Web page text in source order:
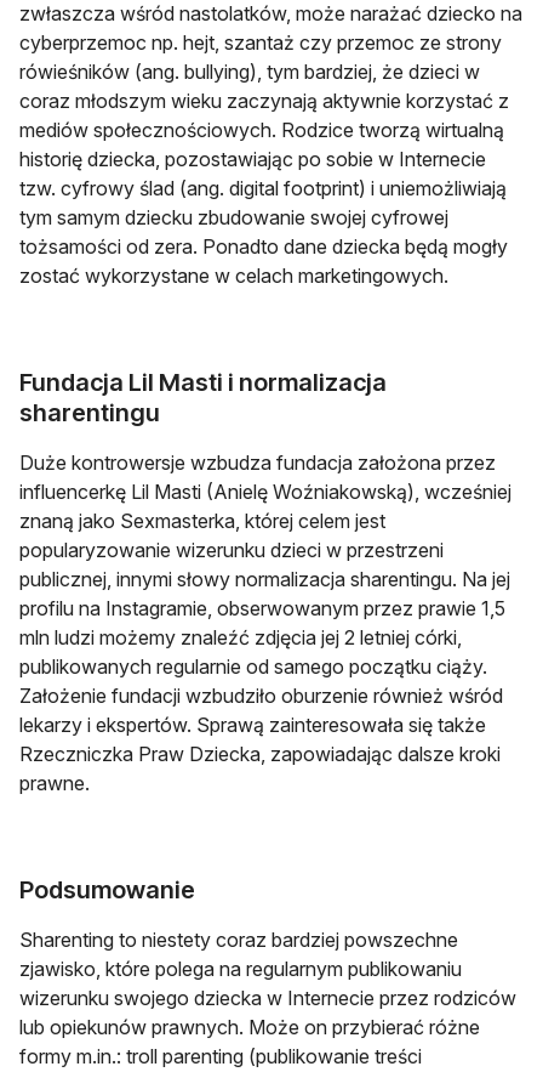
zwłaszcza wśród nastolatków, może narażać dziecko na
cyberprzemoc np. hejt, szantaż czy przemoc ze strony
rówieśników (ang. bullying), tym bardziej, że dzieci w
coraz młodszym wieku zaczynają aktywnie korzystać z
mediów społecznościowych. Rodzice tworzą wirtualną
historię dziecka, pozostawiając po sobie w Internecie
tzw. cyfrowy ślad (ang. digital footprint) i uniemożliwiają
tym samym dziecku zbudowanie swojej cyfrowej
tożsamości od zera. Ponadto dane dziecka będą mogły
zostać wykorzystane w celach marketingowych.
Fundacja Lil Masti i normalizacja
sharentingu
Duże kontrowersje wzbudza fundacja założona przez
influencerkę Lil Masti (Anielę Woźniakowską), wcześniej
znaną jako Sexmasterka, której celem jest
popularyzowanie wizerunku dzieci w przestrzeni
publicznej, innymi słowy normalizacja sharentingu. Na jej
profilu na Instagramie, obserwowanym przez prawie 1,5
mln ludzi możemy znaleźć zdjęcia jej 2 letniej córki,
publikowanych regularnie od samego początku ciąży.
Założenie fundacji wzbudziło oburzenie również wśród
lekarzy i ekspertów. Sprawą zainteresowała się także
Rzeczniczka Praw Dziecka, zapowiadając dalsze kroki
prawne.
Podsumowanie
Sharenting to niestety coraz bardziej powszechne
zjawisko, które polega na regularnym publikowaniu
wizerunku swojego dziecka w Internecie przez rodziców
lub opiekunów prawnych. Może on przybierać różne
formy m.in.: troll parenting (publikowanie treści